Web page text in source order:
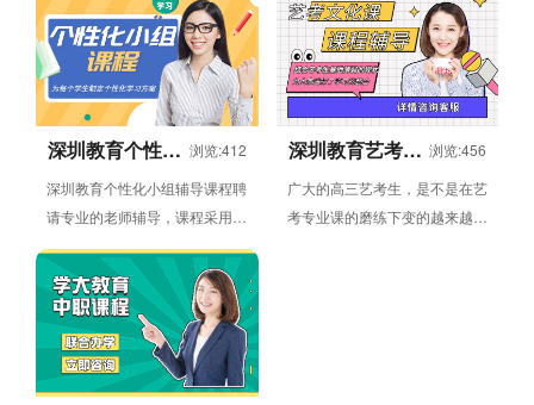
深圳教育个性化 浏览:412
深圳教育个性化小组辅导课程聘
请专业的老师辅导，课程采用小
组授课方式，授课内容包括语
文，数学，英语，物理，化
学，...
深圳教育艺考文 浏览:456
广大的高三艺考生，是不是在艺
考专业课的磨练下变的越来越强